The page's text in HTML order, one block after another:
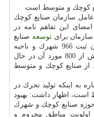
كوچك و متوسط است
سازمان صنایع كوچك
این تفاهم نامه در
سازمان برایتوسعه صنایع
كوچك و متوسط بوده است كه نتیجه آن ثبت 966 شهرك و ناحیه
صنعتی مصوب در كشور است. اكنون بیش از 800 مورد آن در حال
است كه نزدیك به 40 درصد از صنایع كوچك و متوسط
به اینكه تولید تحرك در
اظهار داشت: بهبود
صنایع كوچك و شهرك
با اولویت مناطق محروم و